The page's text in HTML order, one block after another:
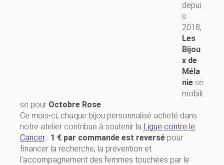
depui
s
2018,
Les
Bijou
x de
Méla
nie se
mobili
se pour Octobre Rose.
Ce mois-ci, chaque bijou personnalisé acheté dans
notre atelier contribue à soutenir la Ligue contre le
Cancer : 1 € par commande est reversé pour
financer la recherche, la prévention et
l’accompagnement des femmes touchées par le